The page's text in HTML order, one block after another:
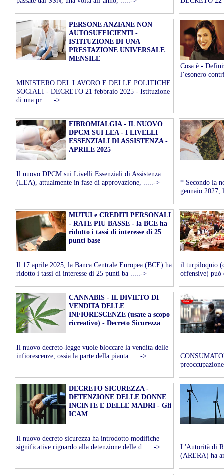
PERSONE ANZIANE NON
AUTOSUFFICIENTI -
ISTITUZIONE DI UNA
PRESTAZIONE UNIVERSALE
MENSILE
MINISTERO DEL LAVORO E DELLE POLITICHE
SOCIALI - DECRETO 21 febbraio 2025 - Istituzione
di una pr .....->
Cosa è -
l’esonero
FIBROMIALGIA - IL NUOVO
DPCM SUI LEA - I LIVELLI
ESSENZIALI DI ASSISTENZA -
APRILE 2025
​Il nuovo DPCM sui Livelli Essenziali di Assistenza
(LEA), attualmente in fase di approvazione, .....->
​* Secondo la
gennaio 2027,
MUTUI e CREDITI PERSONALI
- RATE PIU BASSE - la BCE ha
ridotto i tassi di interesse di 25
punti base
Il 17 aprile 2025, la Banca Centrale Europea (BCE) ha
ridotto i tassi di interesse di 25 punti ba .....->
il turpiloquio
offensive) può
CANNABIS - IL DIVIETO DI
VENDITA DELLE
INFIORESCENZE (usate a scopo
ricreativo) - Decreto Sicurezza
Il nuovo decreto-legge vuole bloccare la vendita delle
infiorescenze, ossia la parte della pianta .....->
DECRETO SICUREZZA -
DETENZIONE DELLE DONNE
INCINTE E DELLE MADRI - Gli
ICAM
Il nuovo decreto sicurezza ha introdotto modifiche
significative riguardo alla detenzione delle d .....->
L'Autorità di
(ARERA) ha